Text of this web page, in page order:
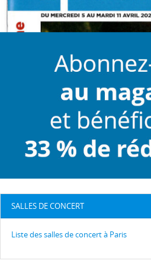
SALLES DE CONCERT
Liste des salles de concert à Paris